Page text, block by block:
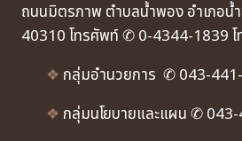
ถนนมิตรภาพ ตำบลน้ำพอง อำเภอ
40310 โทรศัพท์ ✆ 0-4344-1839
❖ กลุ่มอำนวยการ ✆ 043-
❖ กลุ่มนโยบายและแผน ✆